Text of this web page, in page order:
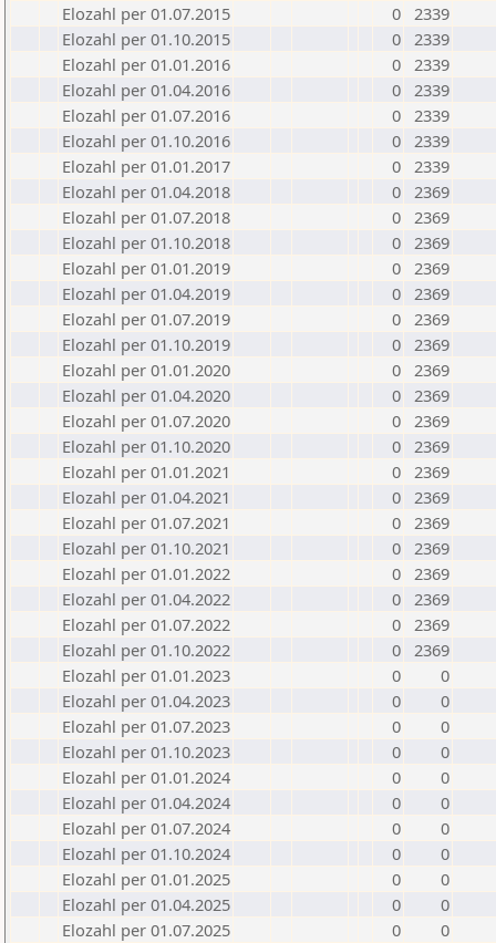
Elozahl per 01.07.2015
0 2339
Elozahl per 01.10.2015
0 2339
Elozahl per 01.01.2016
0 2339
Elozahl per 01.04.2016
0 2339
Elozahl per 01.07.2016
0 2339
Elozahl per 01.10.2016
0 2339
Elozahl per 01.01.2017
0 2339
Elozahl per 01.04.2018
0 2369
Elozahl per 01.07.2018
0 2369
Elozahl per 01.10.2018
0 2369
Elozahl per 01.01.2019
0 2369
Elozahl per 01.04.2019
0 2369
Elozahl per 01.07.2019
0 2369
Elozahl per 01.10.2019
0 2369
Elozahl per 01.01.2020
0 2369
Elozahl per 01.04.2020
0 2369
Elozahl per 01.07.2020
0 2369
Elozahl per 01.10.2020
0 2369
Elozahl per 01.01.2021
0 2369
Elozahl per 01.04.2021
0 2369
Elozahl per 01.07.2021
0 2369
Elozahl per 01.10.2021
0 2369
Elozahl per 01.01.2022
0 2369
Elozahl per 01.04.2022
0 2369
Elozahl per 01.07.2022
0 2369
Elozahl per 01.10.2022
0 2369
Elozahl per 01.01.2023
0
0
Elozahl per 01.04.2023
0
0
Elozahl per 01.07.2023
0
0
Elozahl per 01.10.2023
0
0
Elozahl per 01.01.2024
0
0
Elozahl per 01.04.2024
0
0
Elozahl per 01.07.2024
0
0
Elozahl per 01.10.2024
0
0
Elozahl per 01.01.2025
0
0
Elozahl per 01.04.2025
0
0
Elozahl per 01.07.2025
0
0